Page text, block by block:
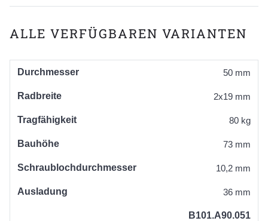
ALLE VERFÜGBAREN VARIANTEN
Durchmesser 50 mm
Radbreite 2x19 mm
Tragfähigkeit 80 kg
Bauhöhe 73 mm
Schraublochdurchmesser 10,2 mm
Ausladung 36 mm
B101.A90.051